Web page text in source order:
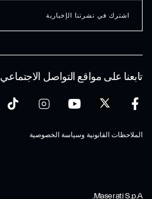
تابعنا على مواقع التواصل الاجتماعي
الملاحظات القانونية وسياسة الخصوصية
اشترك في نشرتنا الإخبارية
Maserati S.p.A.